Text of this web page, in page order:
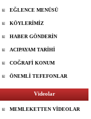
EĞLENCE MENÜSÜ
KÖYLERİMİZ
HABER GÖNDERİN
ACIPAYAM TARİHİ
COĞRAFİ KONUM
ÖNEMLİ TEFEFONLAR
Videolar
MEMLEKETTEN VİDEOLAR